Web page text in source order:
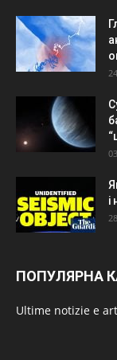
і
ПОПУЛЯРНА
Ultime notizie e